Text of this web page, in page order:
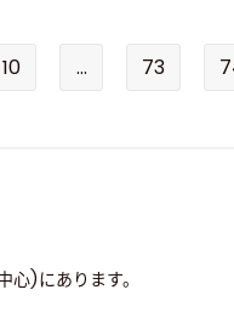
10 ... 73
)にあります。